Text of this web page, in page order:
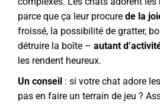
parce que ça leur procure de la
froissé, la possibilité de gratter,
détruire la boîte – autant
les rendent heureux.
Un conseil : si votre chat adore
pas en faire un terrain de jeu ?